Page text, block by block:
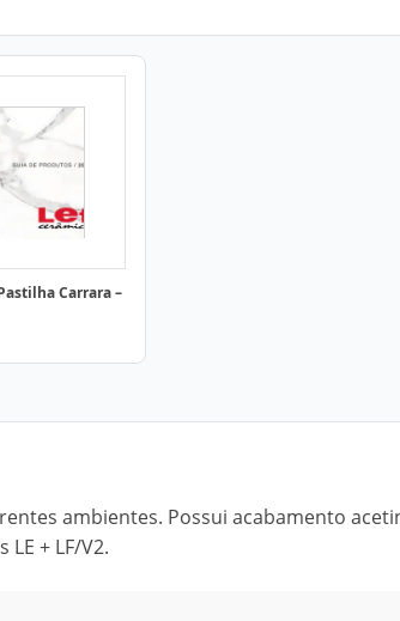
Carrara –
ambientes. Possui acabamento
+ LF/V2.